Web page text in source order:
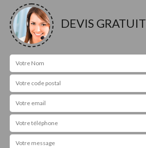
DEVIS GRATUIT